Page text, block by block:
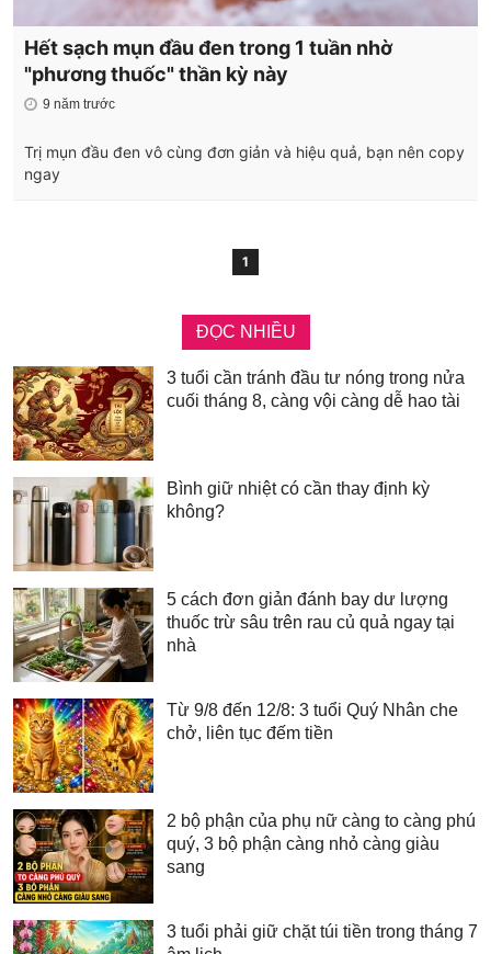
Hết sạch mụn đầu đen trong 1 tuần nhờ
"phương thuốc" thần kỳ này
9 năm trước
Trị mụn đầu đen vô cùng đơn giản và hiệu quả, bạn nên copy
ngay
1
ĐỌC NHIỀU
3 tuổi cần tránh đầu tư nóng trong nửa
cuối tháng 8, càng vội càng dễ hao tài
Bình giữ nhiệt có cần thay định kỳ
không?
5 cách đơn giản đánh bay dư lượng
thuốc trừ sâu trên rau củ quả ngay tại
nhà
Từ 9/8 đến 12/8: 3 tuổi Quý Nhân che
chở, liên tục đếm tiền
2 bộ phận của phụ nữ càng to càng phú
quý, 3 bộ phận càng nhỏ càng giàu
sang
3 tuổi phải giữ chặt túi tiền trong tháng 7